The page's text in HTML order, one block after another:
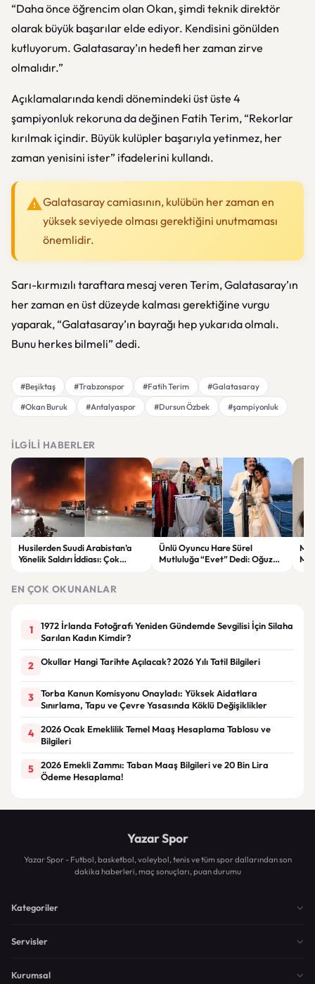
“Daha önce öğrencim olan Okan, şimdi teknik direktör
olarak büyük başarılar elde ediyor. Kendisini gönülden
kutluyorum. Galatasaray’ın hedefi her zaman zirve
olmalıdır.”
Açıklamalarında kendi dönemindeki üst üste 4
şampiyonluk rekoruna da değinen Fatih Terim, “Rekorlar
kırılmak içindir. Büyük kulüpler başarıyla yetinmez, her
zaman yenisini ister” ifadelerini kullandı.
Galatasaray camiasının, kulübün her zaman en
yüksek seviyede olması gerektiğini unutmaması
önemlidir.
Sarı-kırmızılı taraftara mesaj veren Terim, Galatasaray’ın
her zaman en üst düzeyde kalması gerektiğine vurgu
yaparak, “Galatasaray’ın bayrağı hep yukarıda olmalı.
Bunu herkes bilmeli” dedi.
#Beşiktaş #Trabzonspor #Fatih Terim
#Galatasaray
#Okan Buruk
#Antalyaspor #Dursun Özbek #şampiyonluk
İLGILI HABERLER
Husilerden Suudi Arabistan’a
Yönelik Saldırı İddiası: Çok
Ünlü Oyuncu Hare Sürel
Mutluluğa “Evet” Dedi: Oğuz
EN ÇOK OKUNANLAR
1
1972 İrlanda Fotoğrafı Yeniden Gündemde Sevgilisi İçin Silaha
Sarılan Kadın Kimdir?
2 Okullar Hangi Tarihte Açılacak? 2026 Yılı Tatil Bilgileri
3
Torba Kanun Komisyonu Onayladı: Yüksek Aidatlara
Sınırlama, Tapu ve Çevre Yasasında Köklü Değişiklikler
4
2026 Ocak Emeklilik Temel Maaş Hesaplama Tablosu ve
Bilgileri
5
2026 Emekli Zammı: Taban Maaş Bilgileri ve 20 Bin Lira
Ödeme Hesaplama!
Yazar Spor
Yazar Spor - Futbol, basketbol, voleybol, tenis ve tüm spor dallarından son
dakika haberleri, maç sonuçları, puan durumu
Kategoriler
Servisler
Kurumsal